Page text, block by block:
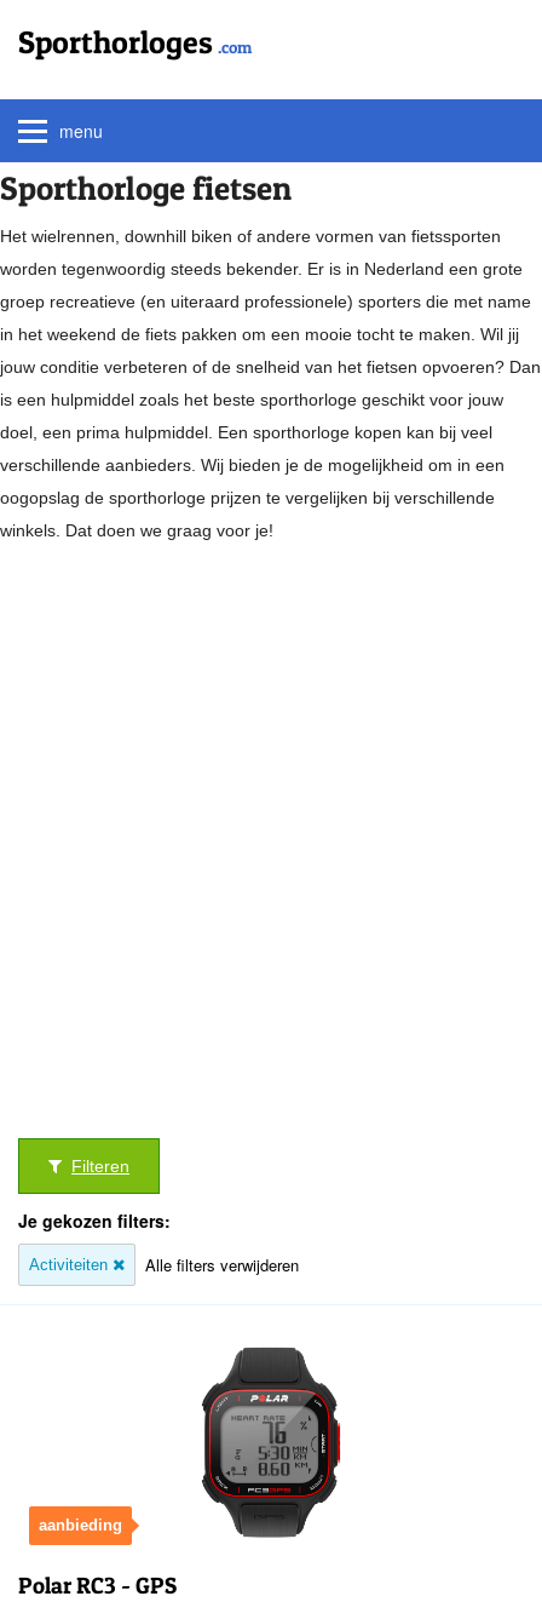
Sporthorloges .com
menu
Sporthorloge fietsen
Het wielrennen, downhill biken of andere vormen van fietssporten
worden tegenwoordig steeds bekender. Er is in Nederland een grote
groep recreatieve (en uiteraard professionele) sporters die met name
in het weekend de fiets pakken om een mooie tocht te maken. Wil jij
jouw conditie verbeteren of de snelheid van het fietsen opvoeren? Dan
is een hulpmiddel zoals het beste sporthorloge geschikt voor jouw
doel, een prima hulpmiddel. Een sporthorloge kopen kan bij veel
verschillende aanbieders. Wij bieden je de mogelijkheid om in een
oogopslag de sporthorloge prijzen te vergelijken bij verschillende
winkels. Dat doen we graag voor je!
Filteren
Je gekozen filters:
Activiteiten Alle filters verwijderen
aanbieding
Polar RC3 - GPS